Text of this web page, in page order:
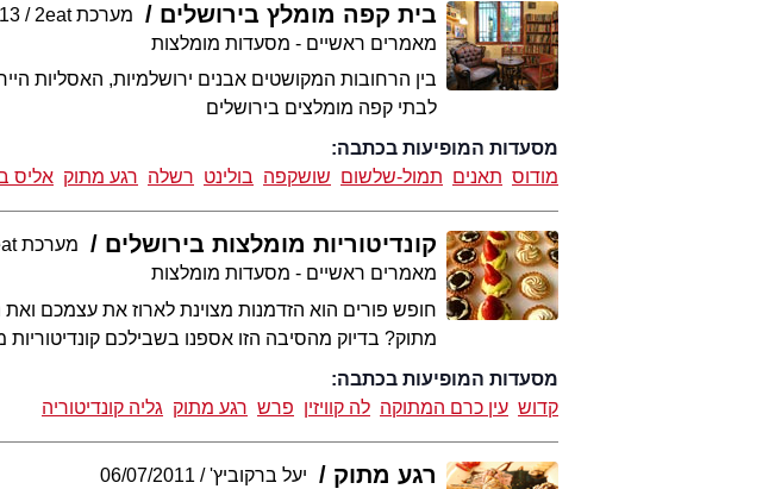
בית קפה מומלץ בירושלים מערכת 2eat
מאמרים ראשיים - מסעדות מומלצות
בין הרחובות המקושטים אבנים ירושלמיות, האסליות
לבתי קפה מומלצים בירושלים
מסעדות המופיעות בכתבה:
מודוס תאנים תמול-שלשום שושקפה בולינט רשלה רגע מתוק אליס
קונדיטוריות מומלצות בירושלים מערכת 2eat
מאמרים ראשיים - מסעדות מומלצות
חופש פורים הוא הזדמנות מצוינת לארוז את עצמכם
מתוק? בדיוק מהסיבה הזו אספנו בשבילכם
מסעדות המופיעות בכתבה:
קדוש עין כרם המתוקה לה קוויזין פרש רגע מתוק גליה קונדיטוריה
רגע מתוק יעל ברקוביץ'
06/07/2011